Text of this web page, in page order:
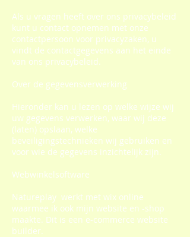
Als u vragen heeft over ons privacybeleid
kunt u contact opnemen met onze
contactpersoon voor privacyzaken, u
vindt de contactgegevens aan het einde
van ons privacybeleid.
Over de gegevensverwerking
Hieronder kan u lezen op welke wijze wij
uw gegevens verwerken, waar wij deze
(laten) opslaan, welke
beveiligingstechnieken wij gebruiken en
voor wie de gegevens inzichtelijk zijn.
Webwinkelsoftware
Natureplay werkt met wix online
waarmee ik ook mijn website en -shop
maakte. Dit is een e-commerce website
builder.